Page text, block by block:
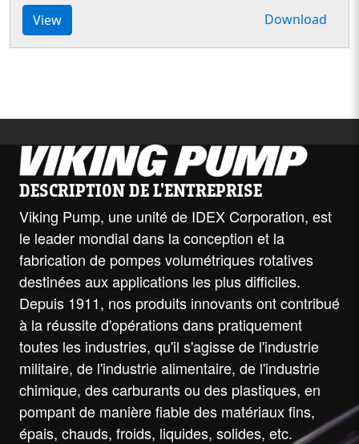
View Download
DESCRIPTION DE L'ENTREPRISE
Viking Pump, une unité de IDEX Corporation, est
le leader mondial dans la conception et la
fabrication de pompes volumétriques rotatives
destinées aux applications les plus difficiles.
Depuis 1911, nos produits innovants ont contribué
à la réussite d'opérations dans pratiquement
toutes les industries, qu'il s'agisse de l'industrie
militaire, de l'industrie alimentaire, de l'industrie
chimique, des carburants ou des plastiques, en
pompant de manière fiable des matériaux fins,
épais, chauds, froids, liquides, solides, etc.